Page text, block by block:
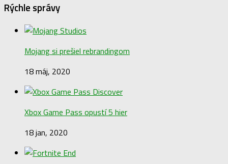
Rýchle správy
Mojang si prešiel rebrandingom
18 máj, 2020
Xbox Game Pass opustí 5 hier
18 jan, 2020